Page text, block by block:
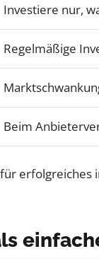
Investiere nur,
Regelmäßige
Beim